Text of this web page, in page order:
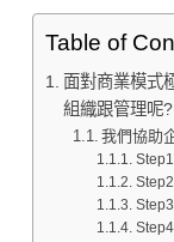
Table of
面對商業模式
組織跟管理呢?
我們協助